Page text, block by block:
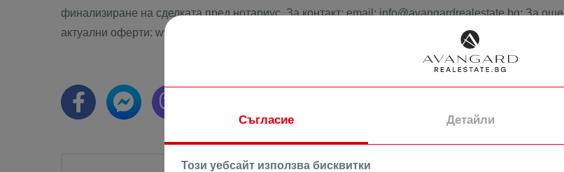
финализиране на сделката пред нотариус. За контакт: email: info@avangardrealestate.bg; За още
актуални оферти: www.avangardrealestate.bg
Съгласие Детайли
Този уебсайт използва бисквитки